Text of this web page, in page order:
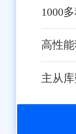
1000
高性
主从